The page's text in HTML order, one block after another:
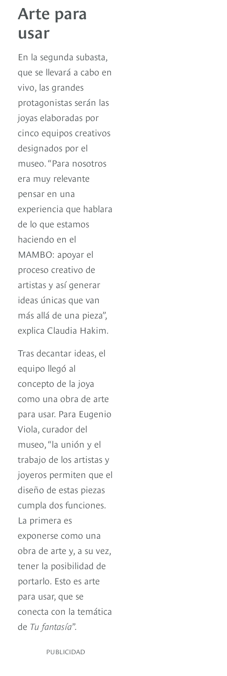
Arte para
usar
En la segunda subasta,
que se llevará a cabo en
vivo, las grandes
protagonistas serán las
joyas elaboradas por
cinco equipos creativos
designados por el
museo. “Para nosotros
era muy relevante
pensar en una
experiencia que hablara
de lo que estamos
haciendo en el
MAMBO: apoyar el
proceso creativo de
artistas y así generar
ideas únicas que van
más allá de una pieza”,
explica Claudia Hakim.
Tras decantar ideas, el
equipo llegó al
concepto de la joya
como una obra de arte
para usar. Para Eugenio
Viola, curador del
museo, “la unión y el
trabajo de los artistas y
joyeros permiten que el
diseño de estas piezas
cumpla dos funciones.
La primera es
exponerse como una
obra de arte y, a su vez,
tener la posibilidad de
portarlo. Esto es arte
para usar, que se
conecta con la temática
de Tu fantasía”.
PUBLICIDAD